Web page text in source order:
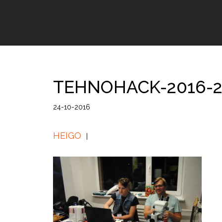
TEHNOHACK-2016-
24-10-2016
HEIGO